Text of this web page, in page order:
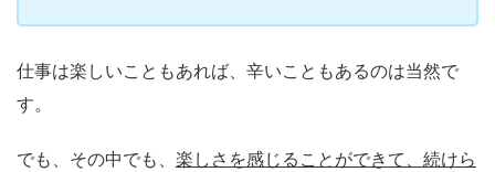
仕事は楽しいこともあれば、辛いこともあるのは当然で
す。
でも、その中でも、 楽しさを感じることができて、続けら